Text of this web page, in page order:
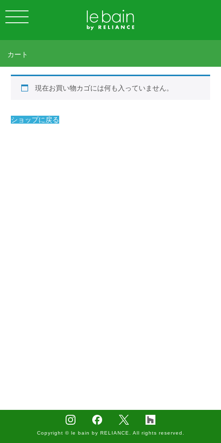
カート
現在お買い物カゴには何も入っていません。
ショップに戻る
Copyright © le bain by RELIANCE. All rights reserved.